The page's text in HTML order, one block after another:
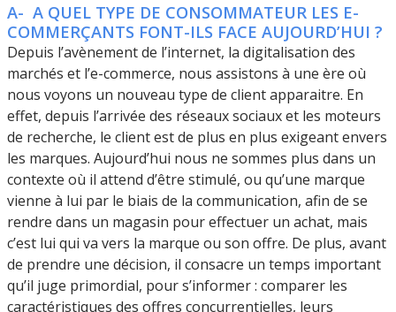
A- A QUEL TYPE DE CONSOMMATEUR LES E-
COMMERÇANTS FONT-ILS FACE AUJOURD’HUI ?
Depuis l’avènement de l’internet, la digitalisation des
marchés et l’e-commerce, nous assistons à une ère où
nous voyons un nouveau type de client apparaitre. En
effet, depuis l’arrivée des réseaux sociaux et les moteurs
de recherche, le client est de plus en plus exigeant envers
les marques. Aujourd’hui nous ne sommes plus dans un
contexte où il attend d’être stimulé, ou qu’une marque
vienne à lui par le biais de la communication, afin de se
rendre dans un magasin pour effectuer un achat, mais
c’est lui qui va vers la marque ou son offre. De plus, avant
de prendre une décision, il consacre un temps important
qu’il juge primordial, pour s’informer : comparer les
caractéristiques des offres concurrentielles, leurs